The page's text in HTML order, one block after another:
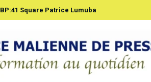
BP:41 Square Patrice Lumuba